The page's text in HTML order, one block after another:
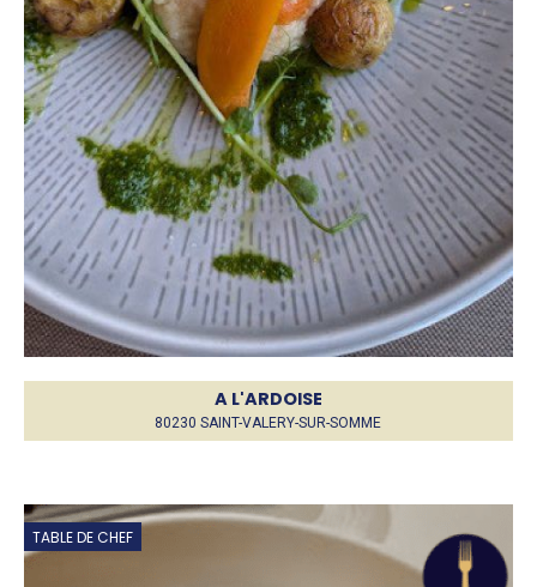
A L'ARDOISE
80230 SAINT-VALERY-SUR-SOMME
TABLE DE CHEF